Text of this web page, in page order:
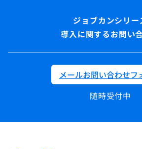
導入に関するお問い
メールお問い合わせフ
随時受付中